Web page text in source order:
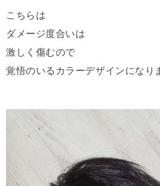
こちらは
ダメージ度合いは
激しく傷むので
覚悟のいるカラーデザインになり